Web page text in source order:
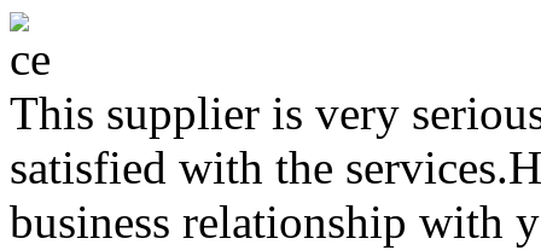
This supplier is very
satisfied with the
business relationship with